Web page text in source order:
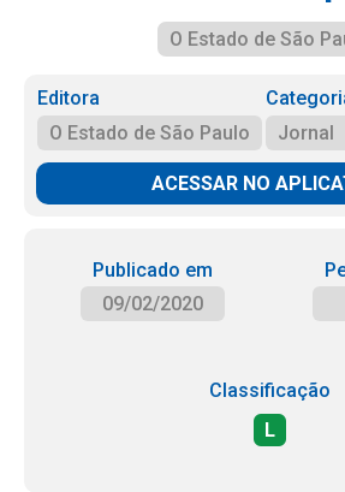
O Estado de São
Editora
O Estado de São Paulo
Jornal
ACESSAR NO
Publicado em
09/02/2020
Classificação
L